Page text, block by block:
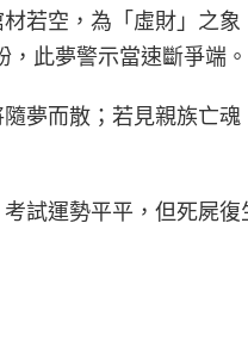
若空，為「虛財」之
此夢警示當速斷爭端。
夢而散；若見親族亡
試運勢平平，但死屍